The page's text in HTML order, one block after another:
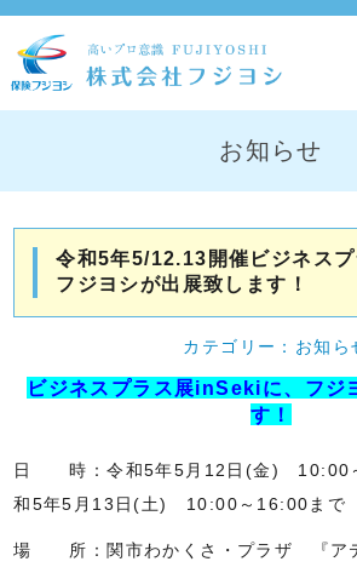
お知らせ
令和5年5/12.13開催ビジネス
フジヨシが出展致します！
カテゴリー： お知ら
ビジネスプラス展inSekiに、フジ
す！
日 時：令和5年5月12日(金)
和5年5月13日(土) 10:00～16:00まで
場 所：関市わかくさ・プラザ 『アテ